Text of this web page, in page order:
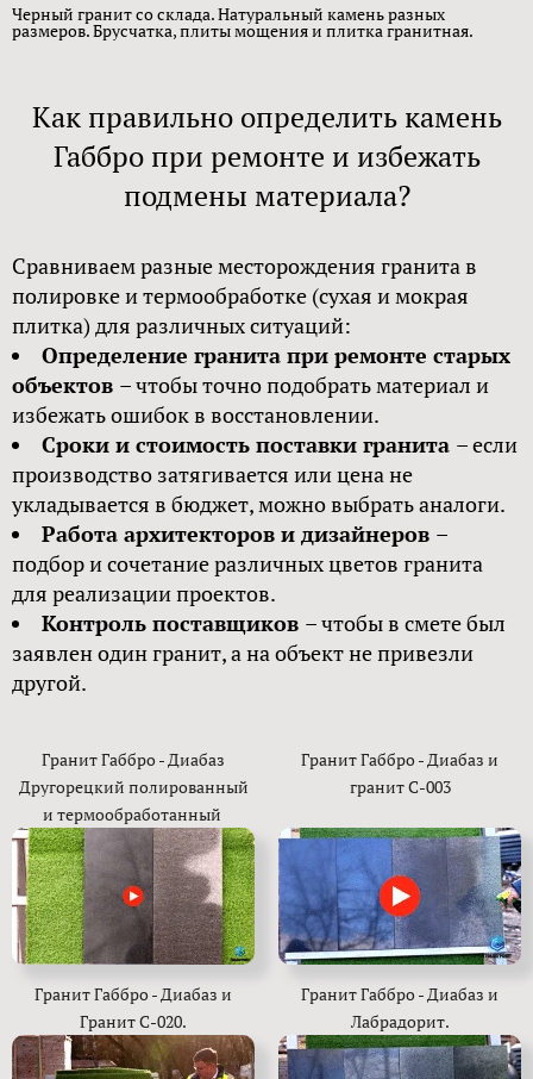
Черный гранит со склада. Натуральный камень разных
размеров. Брусчатка, плиты мощения и плитка гранитная.
Как правильно определить камень
Габбро при ремонте и избежать
подмены материала?
Сравниваем разные месторождения гранита в
полировке и термообработке (сухая и мокрая
плитка) для различных ситуаций:
Определение гранита при ремонте старых
объектов – чтобы точно подобрать материал и
избежать ошибок в восстановлении.
Сроки и стоимость поставки гранита – если
производство затягивается или цена не
укладывается в бюджет, можно выбрать аналоги.
Работа архитекторов и дизайнеров –
подбор и сочетание различных цветов гранита
для реализации проектов.
Контроль поставщиков – чтобы в смете был
заявлен один гранит, а на объект не привезли
другой.
Гранит Габбро - Диабаз
Другорецкий полированный
и термообработанный
Гранит Габбро - Диабаз и
гранит С-003
Гранит Габбро - Диабаз и
Гранит С-020.
Гранит Габбро - Диабаз и
Лабрадорит.